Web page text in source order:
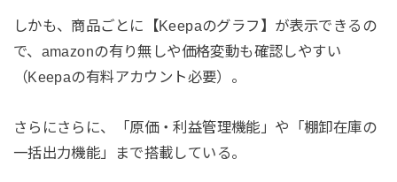
しかも、商品ごとに【Keepaのグラフ】が表示できるの
で、amazonの有り無しや価格変動も確認しやすい
（Keepaの有料アカウント必要）。
さらにさらに、「原価・利益管理機能」や「棚卸在庫の
一括出力機能」まで搭載している。